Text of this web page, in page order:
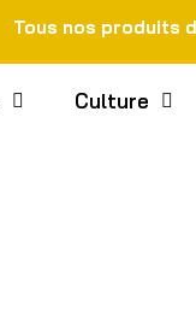
Tous nos produits
Culture